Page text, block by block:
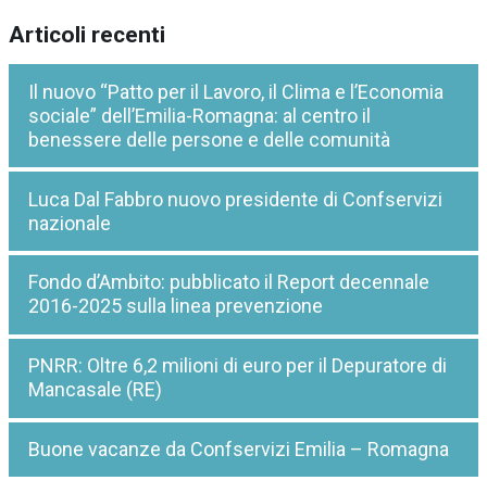
Articoli recenti
Il nuovo “Patto per il Lavoro, il Clima e l’Economia
sociale” dell’Emilia-Romagna: al centro il
benessere delle persone e delle comunità
Luca Dal Fabbro nuovo presidente di Confservizi
nazionale
Fondo d’Ambito: pubblicato il Report decennale
2016-2025 sulla linea prevenzione
PNRR: Oltre 6,2 milioni di euro per il Depuratore di
Mancasale (RE)
Buone vacanze da Confservizi Emilia – Romagna